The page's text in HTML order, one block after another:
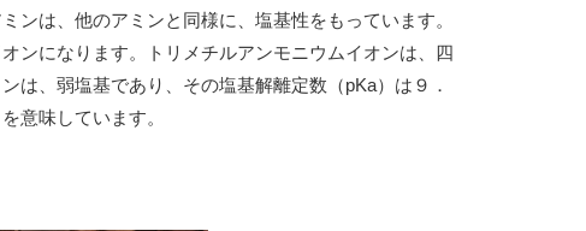
ンは、他のアミンと同様に、塩基性をもっています。
ンになります。トリメチルアンモニウムイオンは、四
は、弱塩基であり、その塩基解離定数（pKa）は９．
意味しています。